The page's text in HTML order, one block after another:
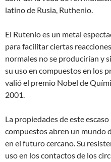
latino de Rusia, Ruthenio.
El Rutenio es un metal
para facilitar ciertas
normales no se producirían y
su uso en compuestos en los
valió el premio Nobel de
2001.
La propiedades de este
compuestos abren un mundo
en el futuro cercano. Su
uso en los contactos de los